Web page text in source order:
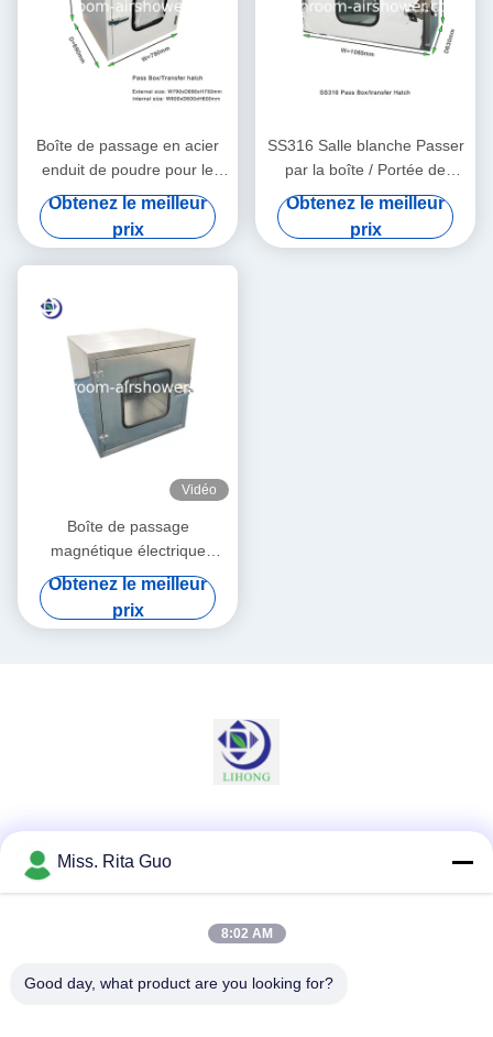
Boîte de passage en acier
enduit de poudre pour le
passage des marchandises
dans la salle blanche
600x600x600mm
Obtenez le meilleur
prix
SS316 Salle blanche Passer
par la boîte / Portée de
transfert Pas de filtration
Obtenez le meilleur
prix
Vidéo
Boîte de passage
magnétique électrique
d'acier inoxydable du
couplage 304 pour le
Cleanroom
Obtenez le meilleur
prix
Contactez rapidement
Télégramme
Miss. Rita Guo
8:02 AM
Good day, what product are you looking for?